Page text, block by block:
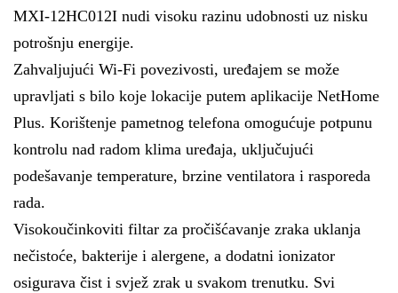
MXI-12HC012I nudi visoku razinu udobnosti uz nisku
potrošnju energije.
Zahvaljujući Wi-Fi povezivosti, uređajem se može
upravljati s bilo koje lokacije putem aplikacije NetHome
Plus. Korištenje pametnog telefona omogućuje potpunu
kontrolu nad radom klima uređaja, uključujući
podešavanje temperature, brzine ventilatora i rasporeda
rada.
Visokoučinkoviti filtar za pročišćavanje zraka uklanja
nečistoće, bakterije i alergene, a dodatni ionizator
osigurava čist i svjež zrak u svakom trenutku. Svi